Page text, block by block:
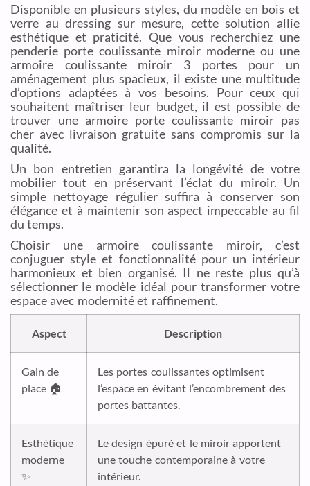
Disponible en plusieurs styles, du modèle en bois et
verre au dressing sur mesure, cette solution allie
esthétique et praticité. Que vous recherchiez une
penderie porte coulissante miroir moderne ou une
armoire coulissante miroir 3 portes pour un
aménagement plus spacieux, il existe une multitude
d’options adaptées à vos besoins. Pour ceux qui
souhaitent maîtriser leur budget, il est possible de
trouver une armoire porte coulissante miroir pas
cher avec livraison gratuite sans compromis sur la
qualité.
Un bon entretien garantira la longévité de votre
mobilier tout en préservant l’éclat du miroir. Un
simple nettoyage régulier suffira à conserver son
élégance et à maintenir son aspect impeccable au fil
du temps.
Choisir une armoire coulissante miroir, c’est
conjuguer style et fonctionnalité pour un intérieur
harmonieux et bien organisé. Il ne reste plus qu’à
sélectionner le modèle idéal pour transformer votre
espace avec modernité et raffinement.
Aspect Description
Gain de
place 🏠
Les portes coulissantes optimisent
l’espace en évitant l’encombrement des
portes battantes.
Esthétique
moderne
✨
Le design épuré et le miroir apportent
une touche contemporaine à votre
intérieur.